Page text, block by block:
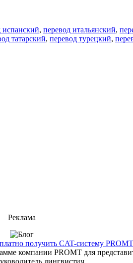
испанский, перевод итальянский,
татарский, перевод турецкий,
Реклама
получить CAT-систему
компании PROMT для